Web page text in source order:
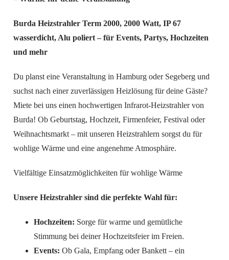
Burda Heizstrahler Term 2000, 2000 Watt, IP 67
wasserdicht, Alu poliert – für Events, Partys, Hochzeiten
und mehr
Du planst eine Veranstaltung in Hamburg oder Segeberg und
suchst nach einer zuverlässigen Heizlösung für deine Gäste?
Miete bei uns einen hochwertigen Infrarot-Heizstrahler von
Burda! Ob Geburtstag, Hochzeit, Firmenfeier, Festival oder
Weihnachtsmarkt – mit unseren Heizstrahlern sorgst du für
wohlige Wärme und eine angenehme Atmosphäre.
Vielfältige Einsatzmöglichkeiten für wohlige Wärme
Unsere Heizstrahler sind die perfekte Wahl für:
Hochzeiten: Sorge für warme und gemütliche
Stimmung bei deiner Hochzeitsfeier im Freien.
Events: Ob Gala, Empfang oder Bankett – ein